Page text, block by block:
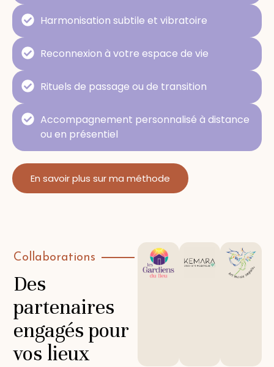
Harmonisation subtile et vibratoire
Reconnexion à votre espace de vie
Rituels de passage ou de transition
Accompagnement personnalisé à distance
ou en présentiel
En savoir plus sur ma méthode
Collaborations
Des
partenaires
engagés pour
vos lieux